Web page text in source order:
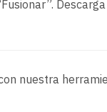
nuestra